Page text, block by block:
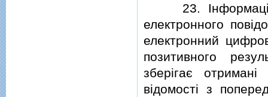
23.
електронного
електронний
позитивного
зберiгає
вiдомостi з